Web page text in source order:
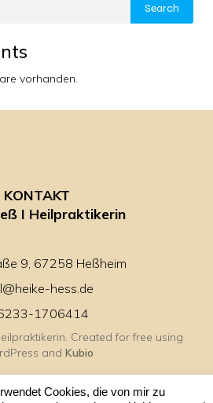
Search
vorhanden.
KONTAKT
I Heilpraktikerin
9, 67258 Heßheim
hess.de
1706414
Created for free using
and Kubio
Cookies, die von mir zu